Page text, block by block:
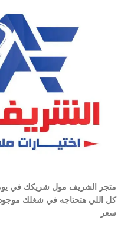
متجر الشريف مول شريكك في
كل اللي هتحتاجه في شغلك
سعر